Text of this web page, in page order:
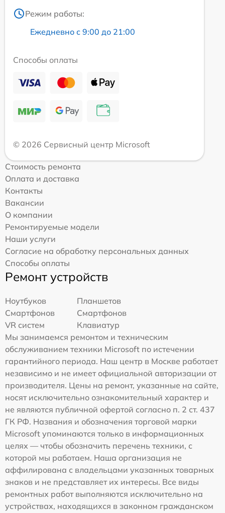
Режим работы:
Ежедневно с 9:00 до 21:00
Способы оплаты
© 2026 Сервисный центр Microsoft
Стоимость ремонта
Оплата и доставка
Контакты
Вакансии
О компании
Ремонтируемые модели
Наши услуги
Согласие на обработку персональных данных
Способы оплаты
Ремонт устройств
Ноутбуков
Планшетов
Смартфонов
Смартфонов
VR систем
Клавиатур
Мы занимаемся ремонтом и техническим
обслуживанием техники Microsoft по истечении
гарантийного периода. Наш центр в Москве работает
независимо и не имеет официальной авторизации от
производителя. Цены на ремонт, указанные на сайте,
носят исключительно ознакомительный характер и
не являются публичной офертой согласно п. 2 ст. 437
ГК РФ. Названия и обозначения торговой марки
Microsoft упоминаются только в информационных
целях — чтобы обозначить перечень техники, с
которой мы работаем. Наша организация не
аффилирована с владельцами указанных товарных
знаков и не представляет их интересы. Все виды
ремонтных работ выполняются исключительно на
устройствах, находящихся в законном гражданском